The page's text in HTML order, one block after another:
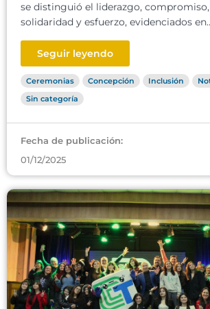
se distinguió el liderazgo,
solidaridad y esfuerzo, evidenciados
Seguir leyendo
Ceremonias Concepción Inclusión
Sin categoría
Fecha de publicación:
01/12/2025